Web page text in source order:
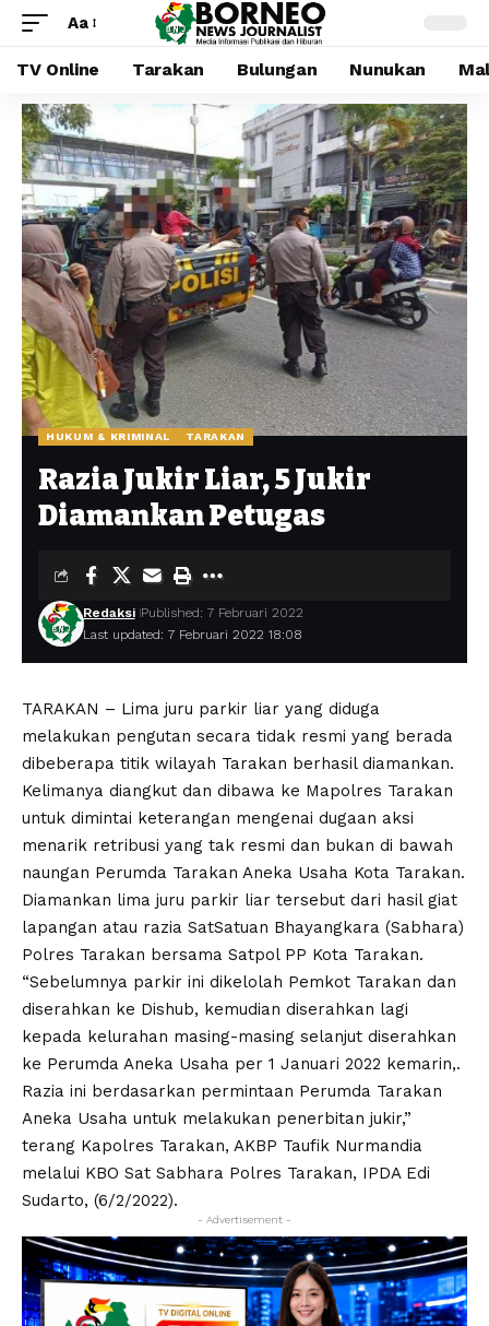
Aa
TV Online Tarakan Bulungan Nunukan
HUKUM & KRIMINAL TARAKAN
Razia Jukir Liar, 5 Jukir
Diamankan Petugas
Last updated: 7 Februari 2022 18:08
Redaksi Published: 7 Februari 2022
TARAKAN – Lima juru parkir liar yang diduga
melakukan pengutan secara tidak resmi yang berada
dibeberapa titik wilayah Tarakan berhasil diamankan.
Kelimanya diangkut dan dibawa ke Mapolres Tarakan
untuk dimintai keterangan mengenai dugaan aksi
menarik retribusi yang tak resmi dan bukan di bawah
naungan Perumda Tarakan Aneka Usaha Kota Tarakan.
Diamankan lima juru parkir liar tersebut dari hasil giat
lapangan atau razia SatSatuan Bhayangkara (Sabhara)
Polres Tarakan bersama Satpol PP Kota Tarakan.
“Sebelumnya parkir ini dikelolah Pemkot Tarakan dan
diserahkan ke Dishub, kemudian diserahkan lagi
kepada kelurahan masing-masing selanjut diserahkan
ke Perumda Aneka Usaha per 1 Januari 2022 kemarin,.
Razia ini berdasarkan permintaan Perumda Tarakan
Aneka Usaha untuk melakukan penerbitan jukir,”
terang Kapolres Tarakan, AKBP Taufik Nurmandia
melalui KBO Sat Sabhara Polres Tarakan, IPDA Edi
Sudarto, (6/2/2022).
- Advertisement -